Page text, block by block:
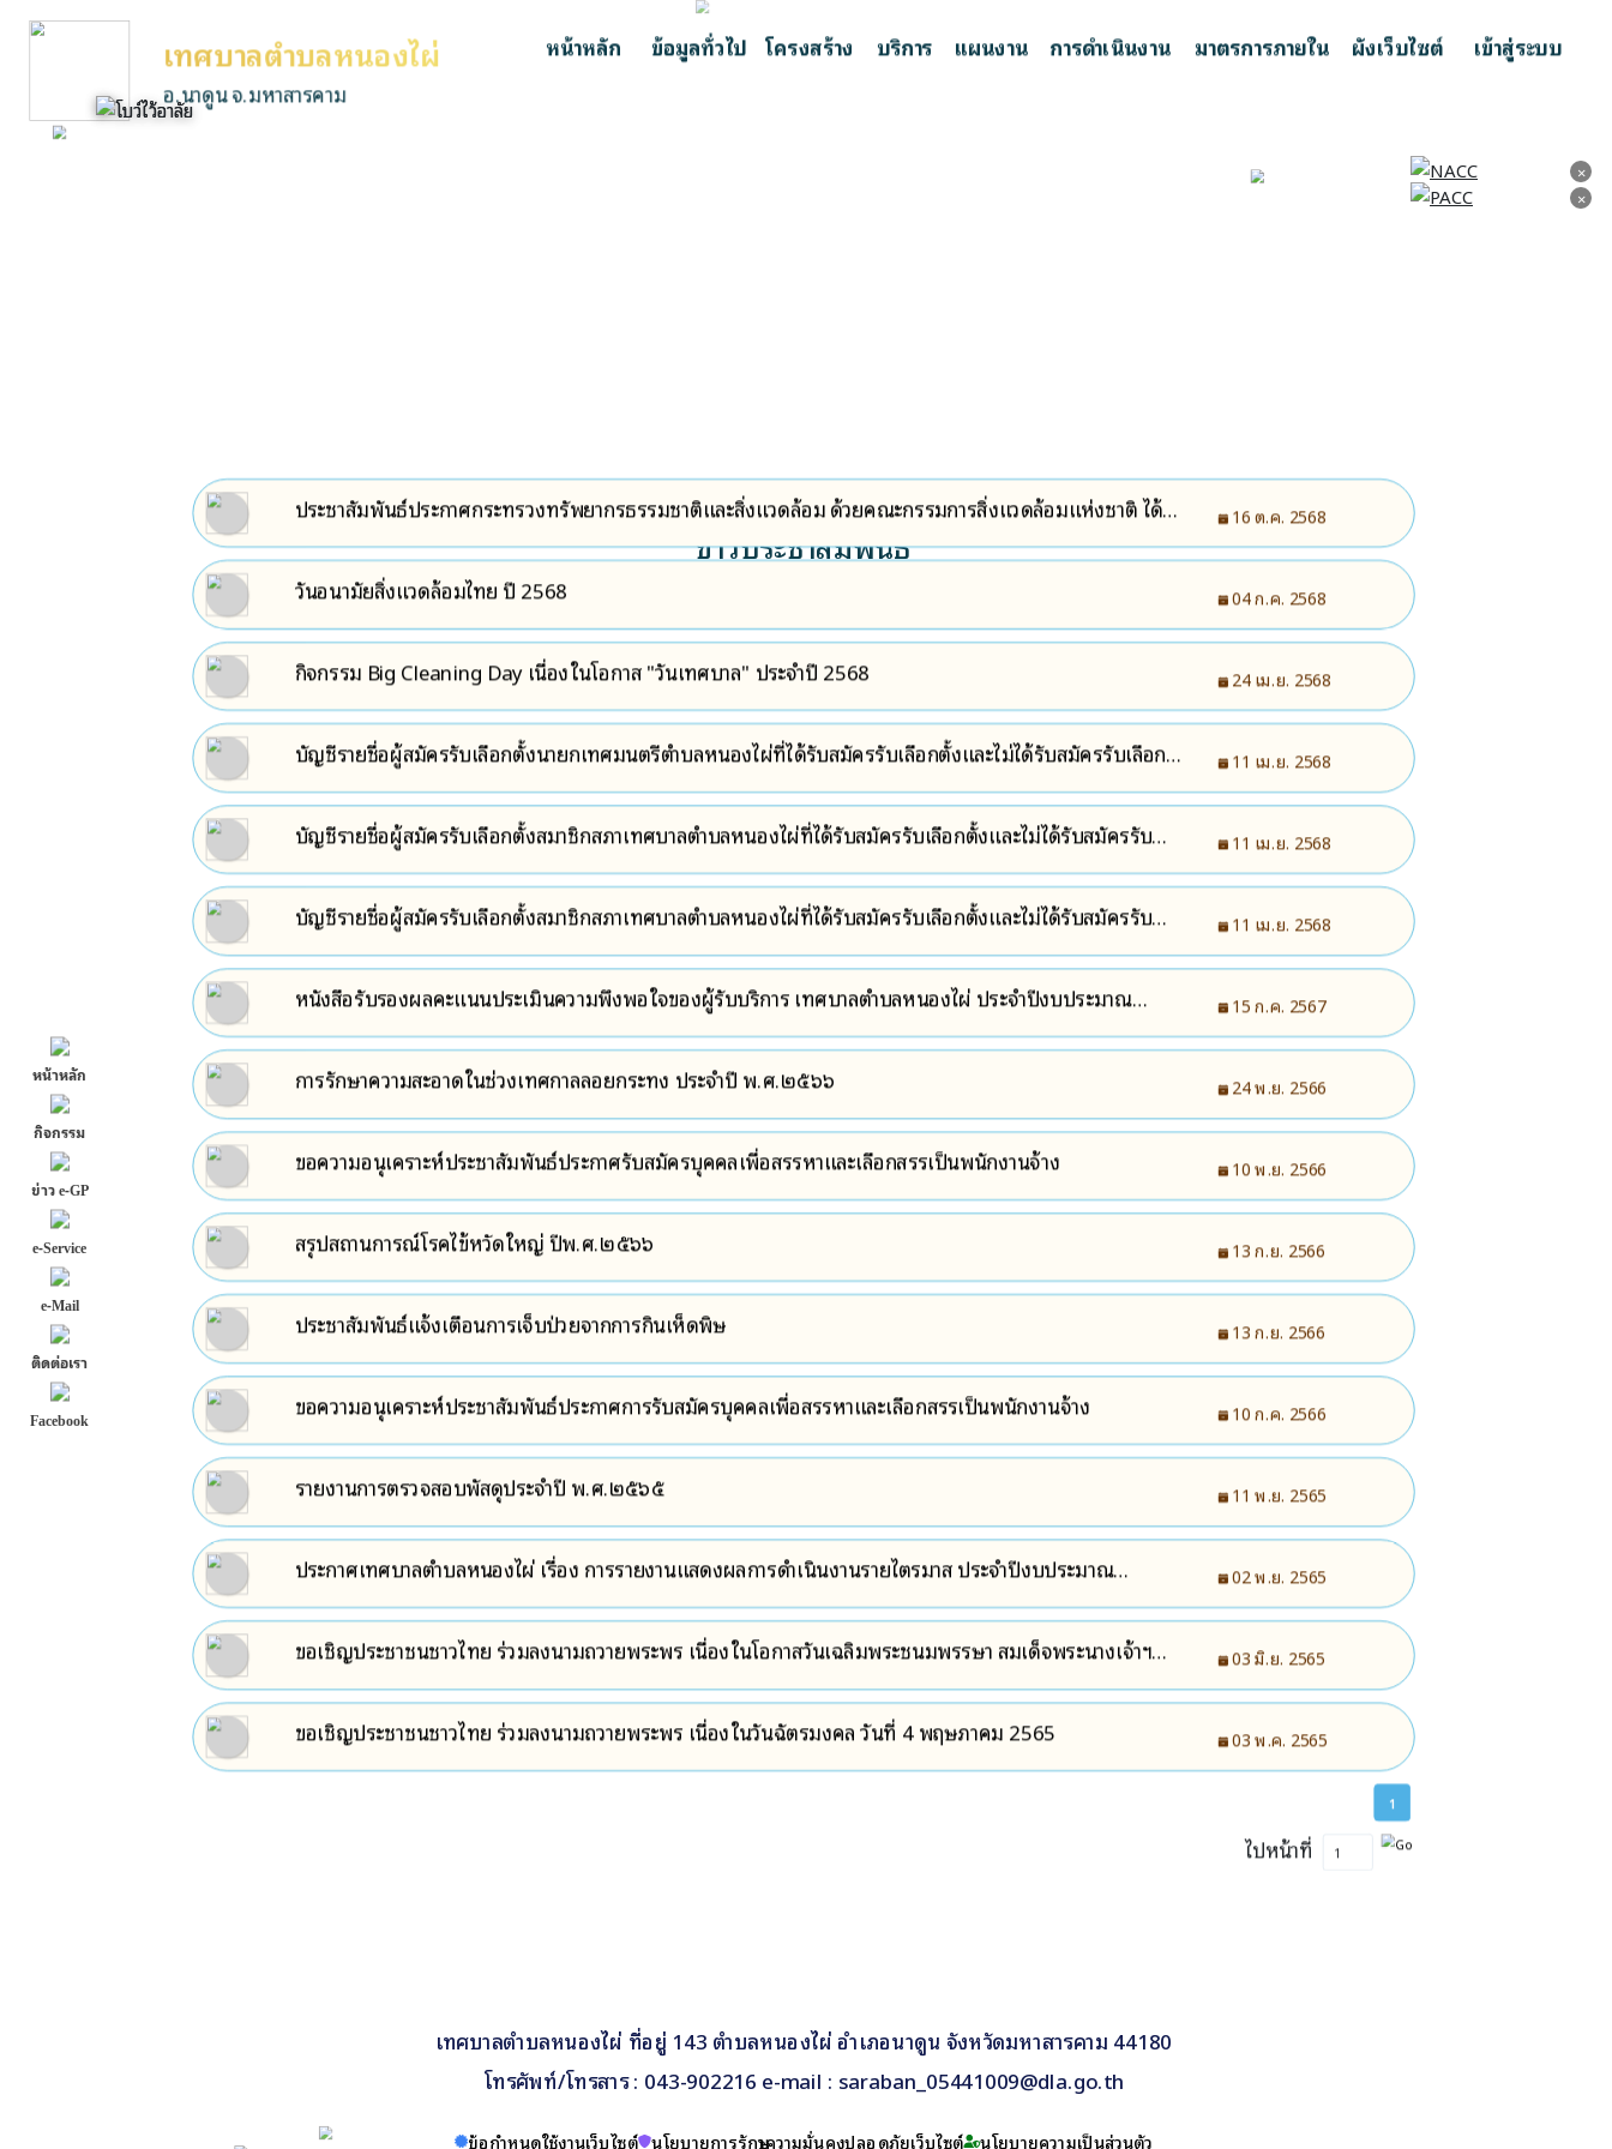
×
×
หน้าหลัก
กิจกรรม
ข่าว e-GP
e-Service
e-Mail
ติดต่อเรา
Facebook
เทศบาลตำบลหนองไผ่
อ.นาดูน จ.มหาสารคาม
หน้าหลัก ข้อมูลทั่วไป โครงสร้าง บริการ แผนงาน การดำเนินงาน มาตรการภายใน ผังเว็บไซต์ เข้าสู่ระบบ
ข่าวประชาสัมพันธ์
ประชาสัมพันธ์ประกาศกระทรวงทรัพยากรธรรมชาติและสิ่งแวดล้อม ด้วยคณะกรรมการสิ่งแวดล้อมแห่งชาติ ได้มี
มติเห็นชอบปรับปรุงมาตรฐานควบคุมการระบายน้ำทิ้งจากสถานีบริการน้ำมันเชื้อเพลิง
16 ต.ค. 2568
วันอนามัยสิ่งแวดล้อมไทย ปี 2568 04 ก.ค. 2568
กิจกรรม Big Cleaning Day เนื่องในโอกาส "วันเทศบาล" ประจำปี 2568 24 เม.ย. 2568
บัญชีรายชื่อผู้สมัครรับเลือกตั้งนายกเทศมนตรีตำบลหนองไผ่ที่ได้รับสมัครรับเลือกตั้งและไม่ได้รับสมัครรับเลือก
ตั้ง
11 เม.ย. 2568
บัญชีรายชื่อผู้สมัครรับเลือกตั้งสมาชิกสภาเทศบาลตำบลหนองไผ่ที่ได้รับสมัครรับเลือกตั้งและไม่ได้รับสมัครรับ
เลือกตั้งเขตเลือกตั้งที่ 2
11 เม.ย. 2568
บัญชีรายชื่อผู้สมัครรับเลือกตั้งสมาชิกสภาเทศบาลตำบลหนองไผ่ที่ได้รับสมัครรับเลือกตั้งและไม่ได้รับสมัครรับ
เลือกตั้งเขตเลือกตั้งที่ 1
11 เม.ย. 2568
หนังสือรับรองผลคะแนนประเมินความพึงพอใจของผู้รับบริการ เทศบาลตำบลหนองไผ่ ประจำปีงบประมาณ
พ.ศ.๒๕๖๖
15 ก.ค. 2567
การรักษาความสะอาดในช่วงเทศกาลลอยกระทง ประจำปี พ.ศ.๒๕๖๖ 24 พ.ย. 2566
ขอความอนุเคราะห์ประชาสัมพันธ์ประกาศรับสมัครบุคคลเพื่อสรรหาและเลือกสรรเป็นพนักงานจ้าง 10 พ.ย. 2566
สรุปสถานการณ์โรคไข้หวัดใหญ่ ปีพ.ศ.๒๕๖๖ 13 ก.ย. 2566
ประชาสัมพันธ์แจ้งเตือนการเจ็บป่วยจากการกินเห็ดพิษ 13 ก.ย. 2566
ขอความอนุเคราะห์ประชาสัมพันธ์ประกาศการรับสมัครบุคคลเพื่อสรรหาและเลือกสรรเป็นพนักงานจ้าง 10 ก.ค. 2566
รายงานการตรวจสอบพัสดุประจำปี พ.ศ.๒๕๖๕ 11 พ.ย. 2565
ประกาศเทศบาลตำบลหนองไผ่ เรื่อง การรายงานแสดงผลการดำเนินงานรายไตรมาส ประจำปีงบประมาณ
พ.ศ.๒๕๖๕
02 พ.ย. 2565
ขอเชิญประชาชนชาวไทย ร่วมลงนามถวายพระพร เนื่องในโอกาสวันเฉลิมพระชนมพรรษา สมเด็จพระนางเจ้าฯ
พระบรมราชินี วันที่ ๓ มิถุนายน ๒๕๖๕ ตลอดเดือนมิถุนายน
03 มิ.ย. 2565
ขอเชิญประชาชนชาวไทย ร่วมลงนามถวายพระพร เนื่องในวันฉัตรมงคล วันที่ 4 พฤษภาคม 2565 03 พ.ค. 2565
1
ไปหน้าที่
เทศบาลตำบลหนองไผ่ ที่อยู่ 143 ตำบลหนองไผ่ อำเภอนาดูน จังหวัดมหาสารคาม 44180
โทรศัพท์/โทรสาร : 043-902216 e-mail : saraban_05441009@dla.go.th
ข้อกำหนดใช้งานเว็บไซต์ นโยบายการรักษาความมั่นคงปลอดภัยเว็บไซต์ นโยบายความเป็นส่วนตัว